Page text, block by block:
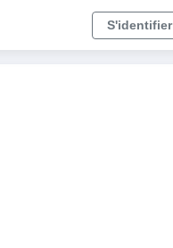
S'identifier